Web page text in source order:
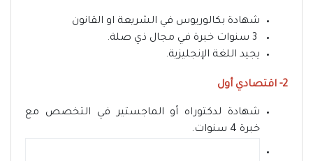
شهادة بكالوريوس في الشريعة او القانون
يجيد اللغة الإنجليزية.
2- اقتصادي أول
شهادة لدكتوراه أو الماجستير في التخصص مع
خبرة 4 سنوات.